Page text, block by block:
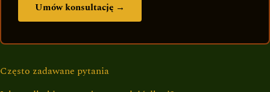
Umów konsultację →
Często zadawane pytania